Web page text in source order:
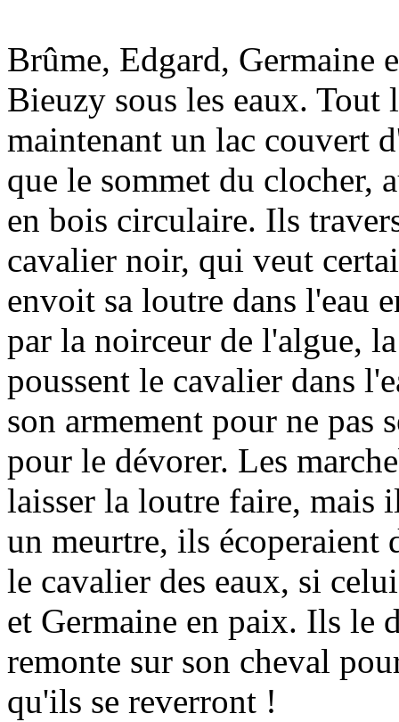
Brûme, Edgard, Germaine
Bieuzy sous les eaux. Tout
maintenant un lac couvert
que le sommet du clocher,
en bois circulaire. Ils
cavalier noir, qui veut
envoit sa loutre dans l'eau
par la noirceur de l'algue,
poussent le cavalier dans
son armement pour ne pas
pour le dévorer. Les
laisser la loutre faire, mais
un meurtre, ils écoperaient
le cavalier des eaux, si
et Germaine en paix. Ils le
remonte sur son cheval
qu'ils se reverront !